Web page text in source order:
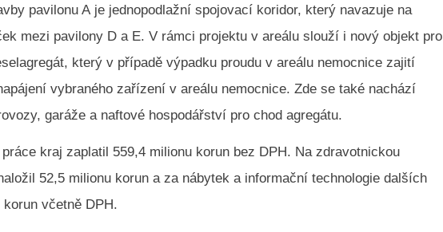
pavilonu A je jednopodlažní spojovací koridor, který navazuje na
mezi pavilony D a E. V rámci projektu v areálu slouží i nový objekt pro
který v případě výpadku proudu v areálu nemocnice zajití
vybraného zařízení v areálu nemocnice. Zde se také nachází
garáže a naftové hospodářství pro chod agregátu.
kraj zaplatil 559,4 milionu korun bez DPH. Na zdravotnickou
52,5 milionu korun a za nábytek a informační technologie dalších
korun včetně DPH.